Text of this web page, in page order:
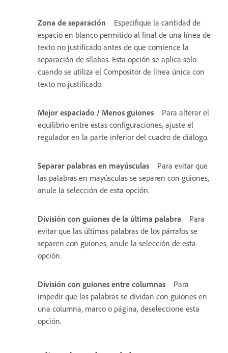
Zona de separación
Especifique la cantidad de
espacio en blanco permitido al final de una línea de
texto no justificado antes de que comience la
separación de sílabas. Esta opción se aplica solo
cuando se utiliza el Compositor de línea única con
texto no justificado.
Mejor espaciado / Menos guiones
Para alterar el
equilibrio entre estas configuraciones, ajuste el
regulador en la parte inferior del cuadro de diálogo.
Separar palabras en mayúsculas
Para evitar que
las palabras en mayúsculas se separen con guiones,
anule la selección de esta opción.
División con guiones de la última palabra
Para
evitar que las últimas palabras de los párrafos se
separen con guiones, anule la selección de esta
opción.
División con guiones entre columnas
Para
impedir que las palabras se dividan con guiones en
una columna, marco o página, deseleccione esta
opción.